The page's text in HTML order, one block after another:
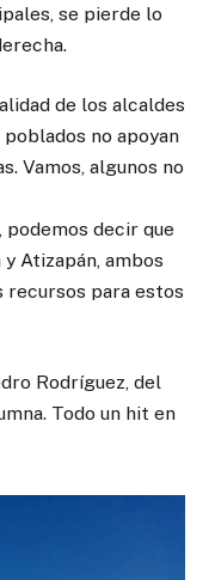
se pierde lo
de los alcaldes
no apoyan
Vamos, algunos no
podemos decir que
Atizapán, ambos
recursos para estos
Rodríguez, del
Todo un hit en